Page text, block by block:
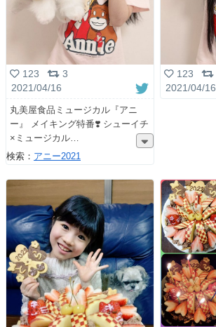
123
3
2021/04/16
丸美屋食品ミュージカル『アニ
ー』 メイキング特番❣️ シューイチ
×ミュージカル
検索： アニー2021
123
2021/04/16